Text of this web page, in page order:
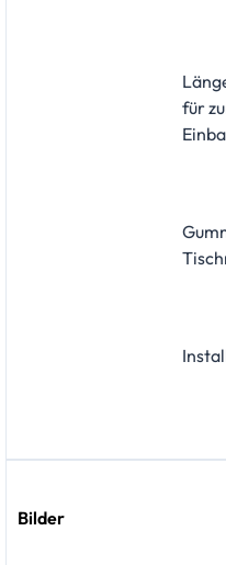
für
Bilder